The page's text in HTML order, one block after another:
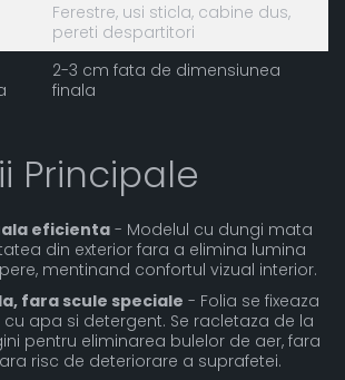
Ferestre, usi sticla, cabine dus,
pereti despartitori
2-3 cm fata de dimensiunea
finala
Principale
eficienta - Modelul cu dungi mata
din exterior fara a elimina lumina
mentinand confortul vizual interior.
fara scule speciale - Folia se fixeaza
apa si detergent. Se racletaza de la
pentru eliminarea bulelor de aer, fara
risc de deteriorare a suprafetei.